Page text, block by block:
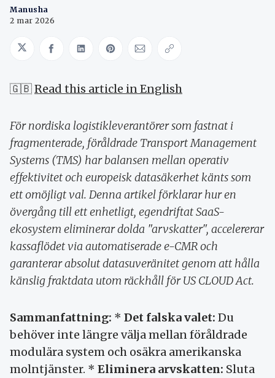
Manusha
2 mar 2026
Share on Twitter
Share on Facebook
Share on LinkedIn
Share on Pinterest
Share via Email
Copy link
🇬🇧Read this article in English
För nordiska logistikleverantörer som fastnat i
fragmenterade, föråldrade Transport Management
Systems (TMS) har balansen mellan operativ
effektivitet och europeisk datasäkerhet känts som
ett omöjligt val. Denna artikel förklarar hur en
övergång till ett enhetligt, egendriftat SaaS-
ekosystem eliminerar dolda "arvskatter", accelererar
kassaflödet via automatiserade e-CMR och
garanterar absolut datasuveränitet genom att hålla
känslig fraktdata utom räckhåll för US CLOUD Act.
Sammanfattning: * Det falska valet: Du
behöver inte längre välja mellan föråldrade
modulära system och osäkra amerikanska
molntjänster. * Eliminera arvskatten: Sluta